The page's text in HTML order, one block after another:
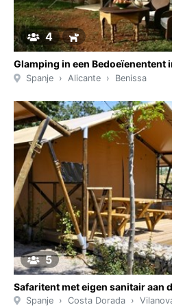
4
Glamping in een Bedoeïenentent
Spanje Alicante Benissa
5
Spanje Costa Dorada